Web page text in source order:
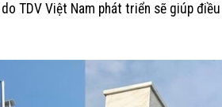
TDV Việt Nam phát triển sẽ giúp